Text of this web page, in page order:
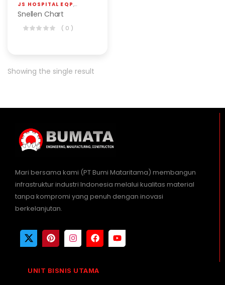
JS HOSPITAL EQP, SNELEN CHART
Snellen Chart
( 0 )
Showing the single result
Mari bersama kami (PT Bumi Mataritama) membangun
infrastruktur industri Indonesia melalui kualitas material
tanpa kompromi yang penuh dengan inovasi
berkelanjutan.
UNIT BISNIS UTAMA